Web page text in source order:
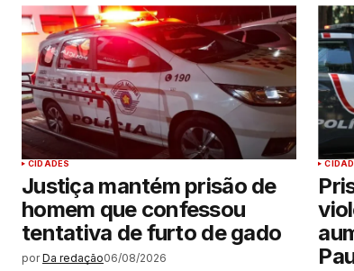
CIDADES
Justiça mantém prisão de
homem que confessou
tentativa de furto de gado
por Da redação06/08/2026